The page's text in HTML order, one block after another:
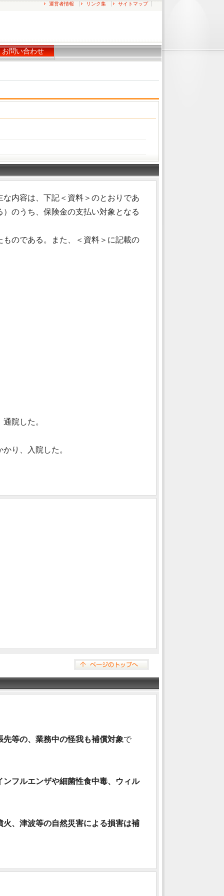
運営者情報 リンク集 サイトマップ
お問い合わせ
内容は、下記＜資料＞のとおりであ
のうち、保険金の支払い対象となる
のである。また、＜資料＞に記載の
院した。
り、入院した。
等の、業務中の怪我も補償対象で
フルエンザや細菌性食中毒、ウィル
、津波等の自然災害による損害は補